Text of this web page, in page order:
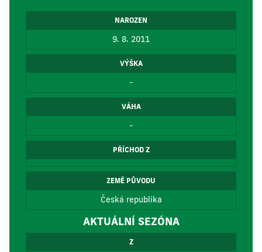
NAROZEN
9. 8. 2011
VÝŠKA
-
VÁHA
-
PŘÍCHOD Z
ZEMĚ PŮVODU
Česká republika
AKTUÁLNÍ SEZÓNA
Z